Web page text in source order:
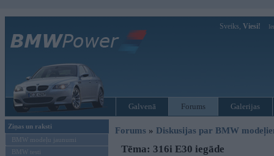
Sveiks, Viesi!
Galvenā Forums Galerijas
Ziņas un raksti
BMW modeļu jaunumi
BMW testi
Forums » Diskusijas par BMW
Tēma: 316i E30 iegāde